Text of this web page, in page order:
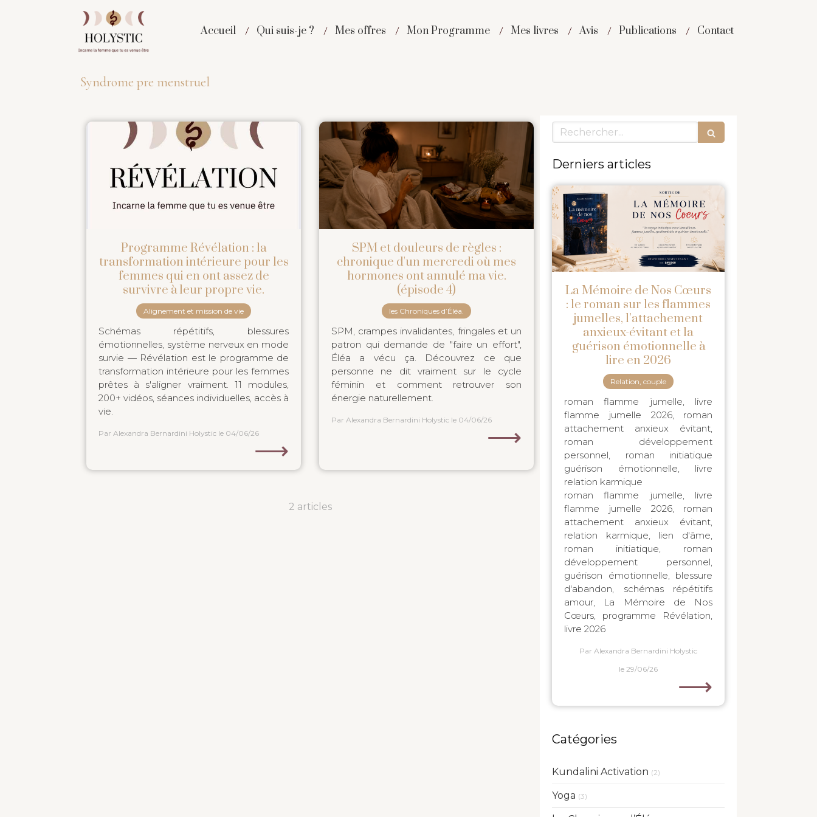
Accueil Qui suis-je ? Mes offres Mon Programme Mes livres Avis Publications Contact
Syndrome pre menstruel
Programme Révélation : la
transformation intérieure pour les
femmes qui en ont assez de
survivre à leur propre vie.
Alignement et mission de vie
Schémas répétitifs, blessures
émotionnelles, système nerveux en mode
survie — Révélation est le programme de
transformation intérieure pour les femmes
prêtes à s'aligner vraiment. 11 modules,
200+ vidéos, séances individuelles, accès à
vie.
Par Alexandra Bernardini Holystic le 04/06/26
⟶
SPM et douleurs de règles :
chronique d'un mercredi où mes
hormones ont annulé ma vie.
(épisode 4)
les Chroniques d’Éléa.
SPM, crampes invalidantes, fringales et un
patron qui demande de "faire un effort",
Éléa a vécu ça. Découvrez ce que
personne ne dit vraiment sur le cycle
féminin et comment retrouver son
énergie naturellement.
Par Alexandra Bernardini Holystic le 04/06/26
⟶
2 articles
Rechercher
Derniers articles
La Mémoire de Nos Cœurs
: le roman sur les flammes
jumelles, l’attachement
anxieux-évitant et la
guérison émotionnelle à
lire en 2026
Relation, couple
roman flamme jumelle, livre
flamme jumelle 2026, roman
attachement anxieux évitant,
roman développement
personnel, roman initiatique
guérison émotionnelle, livre
relation karmique
roman flamme jumelle, livre
flamme jumelle 2026, roman
attachement anxieux évitant,
relation karmique, lien d'âme,
roman initiatique, roman
développement personnel,
guérison émotionnelle, blessure
d'abandon, schémas répétitifs
amour, La Mémoire de Nos
Cœurs, programme Révélation,
livre 2026
Par Alexandra Bernardini Holystic
le 29/06/26
⟶
Catégories
Kundalini Activation (2)
Yoga (3)